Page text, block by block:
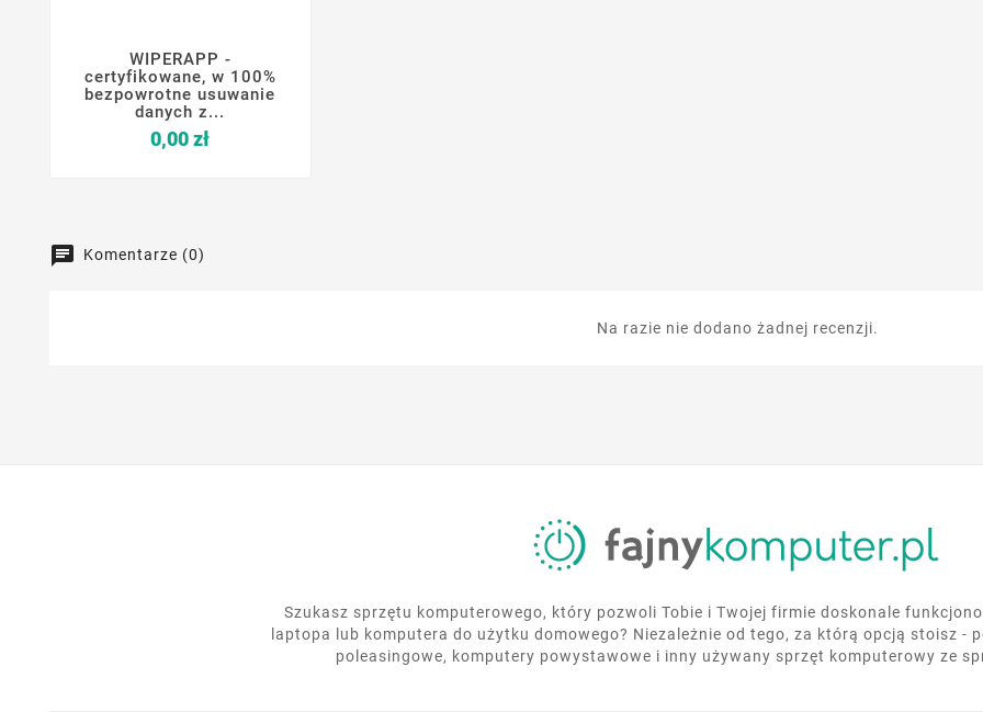
   
WIPERAPP -
certyfikowane, w 100%
bezpowrotne usuwanie
danych z...
0,00 złCena
Komentarze (0)
Na razie nie dodano żadnej recenzji.
Szukasz sprzętu komputerowego, który pozwoli Tobie i Twojej firmie doskonale
laptopa lub komputera do użytku domowego? Niezależnie od tego, za którą opcją stoisz -
poleasingowe, komputery powystawowe i inny używany sprzęt komputerowy ze